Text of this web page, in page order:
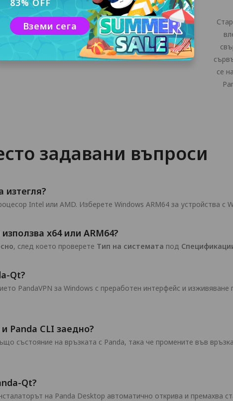
Изтеглете и инсталирайте
Кликнете върху "Безплатно изтегляне", за
да изтеглите PandaVPN за Windows и да го
инсталирате на компютъра си.
се
задавани въпроси
изтегля?
Intel или AMD. Изберете Windows ARM64 за устройства с
x64 или ARM64?
, след което проверете Тип на системата под
Qt?
PandaVPN за Windows с преработен интерфейс и изживяване
Panda CLI заедно?
състояние на връзката с Panda, така че промените във
Qt?
на Panda Desktop автоматично открива и премахва
Вземи сега